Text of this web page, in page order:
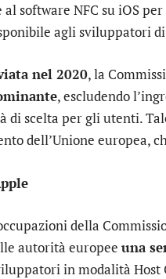
al software NFC su iOS
agli sviluppatori
nel 2020, la
, escludendo
di scelta per gli utenti.
dell’Unione europea,
della
autorità europee una
in modalità Host